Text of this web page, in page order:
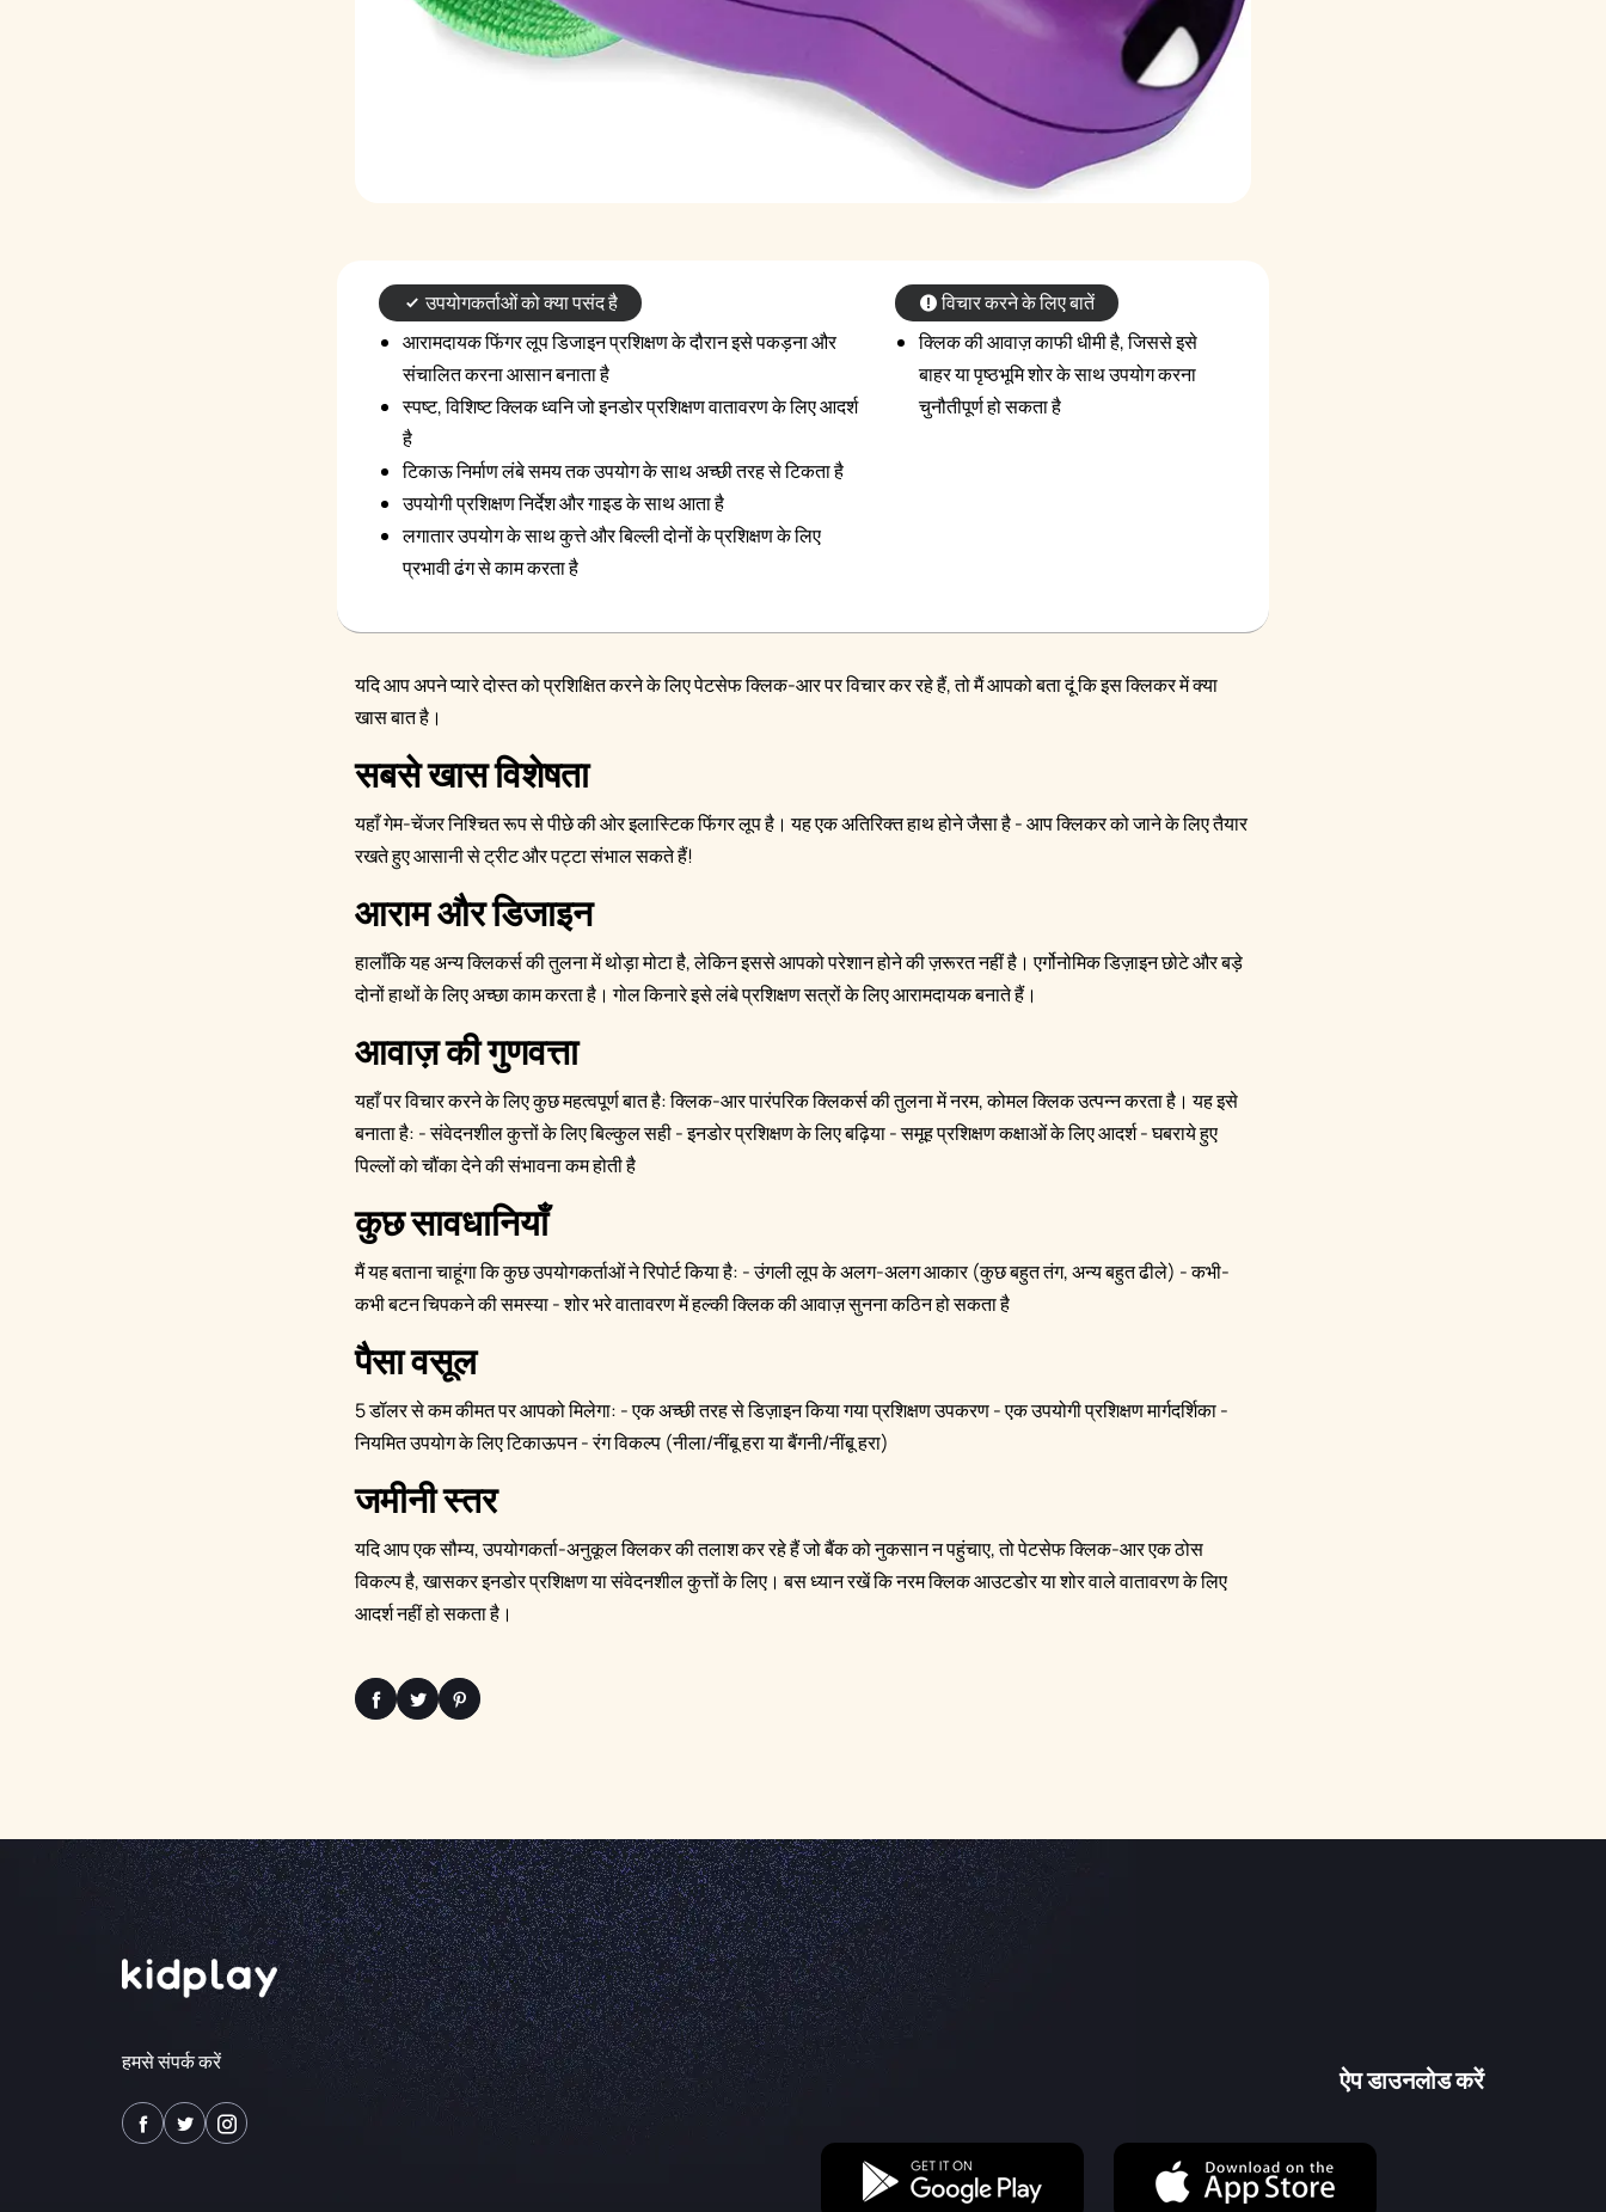
उपयोगकर्ताओं को क्या पसंद है
आरामदायक फिंगर लूप डिजाइन प्रशिक्षण के दौरान इसे पकड़ना और
संचालित करना आसान बनाता है
स्पष्ट, विशिष्ट क्लिक ध्वनि जो इनडोर प्रशिक्षण वातावरण के लिए आदर्श
है
टिकाऊ निर्माण लंबे समय तक उपयोग के साथ अच्छी तरह से टिकता है
उपयोगी प्रशिक्षण निर्देश और गाइड के साथ आता है
लगातार उपयोग के साथ कुत्ते और बिल्ली दोनों के प्रशिक्षण के लिए
प्रभावी ढंग से काम करता है
विचार करने के लिए बातें
क्लिक की आवाज़ काफी धीमी है, जिससे इसे
बाहर या पृष्ठभूमि शोर के साथ उपयोग करना
चुनौतीपूर्ण हो सकता है
यदि आप अपने प्यारे दोस्त को प्रशिक्षित करने के लिए पेटसेफ क्लिक-आर पर विचार कर रहे हैं, तो मैं आपको बता दूं कि इस क्लिकर में क्या
खास बात है।
सबसे खास विशेषता
यहाँ गेम-चेंजर निश्चित रूप से पीछे की ओर इलास्टिक फिंगर लूप है। यह एक अतिरिक्त हाथ होने जैसा है - आप क्लिकर को जाने के लिए तैयार
रखते हुए आसानी से ट्रीट और पट्टा संभाल सकते हैं!
आराम और डिजाइन
हालाँकि यह अन्य क्लिकर्स की तुलना में थोड़ा मोटा है, लेकिन इससे आपको परेशान होने की ज़रूरत नहीं है। एर्गोनोमिक डिज़ाइन छोटे और बड़े
दोनों हाथों के लिए अच्छा काम करता है। गोल किनारे इसे लंबे प्रशिक्षण सत्रों के लिए आरामदायक बनाते हैं।
आवाज़ की गुणवत्ता
यहाँ पर विचार करने के लिए कुछ महत्वपूर्ण बात है: क्लिक-आर पारंपरिक क्लिकर्स की तुलना में नरम, कोमल क्लिक उत्पन्न करता है। यह इसे
बनाता है: - संवेदनशील कुत्तों के लिए बिल्कुल सही - इनडोर प्रशिक्षण के लिए बढ़िया - समूह प्रशिक्षण कक्षाओं के लिए आदर्श - घबराये हुए
पिल्लों को चौंका देने की संभावना कम होती है
कुछ सावधानियाँ
मैं यह बताना चाहूंगा कि कुछ उपयोगकर्ताओं ने रिपोर्ट किया है: - उंगली लूप के अलग-अलग आकार (कुछ बहुत तंग, अन्य बहुत ढीले) - कभी-
कभी बटन चिपकने की समस्या - शोर भरे वातावरण में हल्की क्लिक की आवाज़ सुनना कठिन हो सकता है
पैसा वसूल
5 डॉलर से कम कीमत पर आपको मिलेगा: - एक अच्छी तरह से डिज़ाइन किया गया प्रशिक्षण उपकरण - एक उपयोगी प्रशिक्षण मार्गदर्शिका -
नियमित उपयोग के लिए टिकाऊपन - रंग विकल्प (नीला/नींबू हरा या बैंगनी/नींबू हरा)
जमीनी स्तर
यदि आप एक सौम्य, उपयोगकर्ता-अनुकूल क्लिकर की तलाश कर रहे हैं जो बैंक को नुकसान न पहुंचाए, तो पेटसेफ क्लिक-आर एक ठोस
विकल्प है, खासकर इनडोर प्रशिक्षण या संवेदनशील कुत्तों के लिए। बस ध्यान रखें कि नरम क्लिक आउटडोर या शोर वाले वातावरण के लिए
आदर्श नहीं हो सकता है।
हमसे संपर्क करें
ऐप डाउनलोड करें